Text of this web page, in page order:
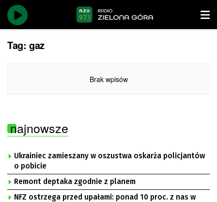
Tag: gaz
Brak wpisów
najnowsze
Ukrainiec zamieszany w oszustwa oskarża policjantów
o pobicie
Remont deptaka zgodnie z planem
NFZ ostrzega przed upałami: ponad 10 proc. z nas w